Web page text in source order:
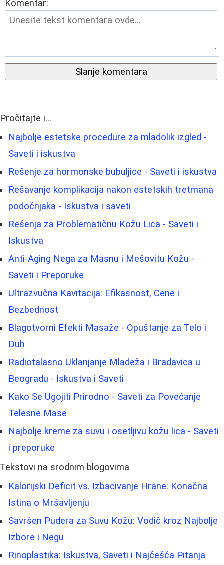
Komentar:
Slanje komentara
Pročitajte i...
Najbolje estetske procedure za mladolik izgled -
Saveti i iskustva
Rešenje za hormonske bubuljice - Saveti i iskustva
Rešavanje komplikacija nakon estetskih tretmana
podočnjaka - Iskustva i saveti
Rešenja za Problematičnu Kožu Lica - Saveti i
Iskustva
Anti-Aging Nega za Masnu i Mešovitu Kožu -
Saveti i Preporuke
Ultrazvučna Kavitacija: Efikasnost, Cene i
Bezbednost
Blagotvorni Efekti Masaže - Opuštanje za Telo i
Duh
Radiotalasno Uklanjanje Mladeža i Bradavica u
Beogradu - Iskustva i Saveti
Kako Se Ugojiti Prirodno - Saveti za Povećanje
Telesne Mase
Najbolje kreme za suvu i osetljivu kožu lica - Saveti
i preporuke
Tekstovi na srodnim blogovima
Kalorijski Deficit vs. Izbacivanje Hrane: Konačna
Istina o Mršavljenju
Savršen Pudera za Suvu Kožu: Vodič kroz Najbolje
Izbore i Negu
Rinoplastika: Iskustva, Saveti i Najčešća Pitanja